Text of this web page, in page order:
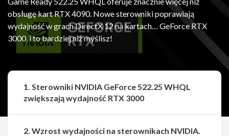
obsługę kart RTX 4090. Nowe sterowniki poprawiają
wydajność w grach DirectX 12 na kartach… GeForce RTX
3000, i to bardziej niż myślisz!
1. Sterowniki NVIDIA GeForce 522.25 WHQL
zwiększają wydajność RTX 3000
2. Wzrost wydajności na sterownikach NVIDIA.